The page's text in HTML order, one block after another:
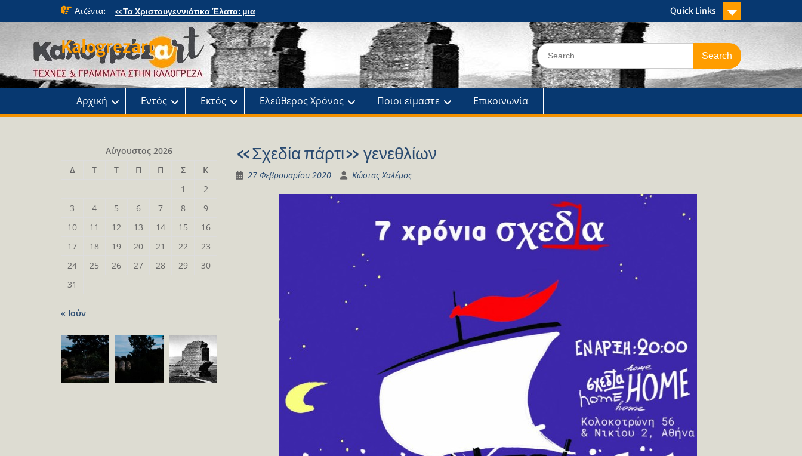
Ατζέντα:
«Τα Χριστουγεννιάτικα Έλατα: μια
μαγική περιπέτεια» στο κτήμα Φιξ
Η Χριστουγεννιάτικη συναυλία του
Ωδείου
Παρουσίαση του βιβλίου: Τα παιδιά της
αλάνας
Παρουσίαση του βιβλίου «Τοντόρ, από
τη Σαφράμπολη στην Καλογρέζα»
Quick Links
Kalogrezart
Search
for:
Αρχική Εντός Εκτός Ελεύθερος Χρόνος Ποιοι είμαστε Επικοινωνία
«Σχεδία πάρτι» γενεθλίων
27 Φεβρουαρίου 2020 Κώστας Χαλέμος
Αύγουστος 2026
Δ
Τ Τ Π Π Σ
Κ
1
2
3
4 5 6 7 8
9
10
11 12 13 14 15
16
17
18 19 20 21 22
23
24
25 26 27 28 29
30
31
« Ιούν